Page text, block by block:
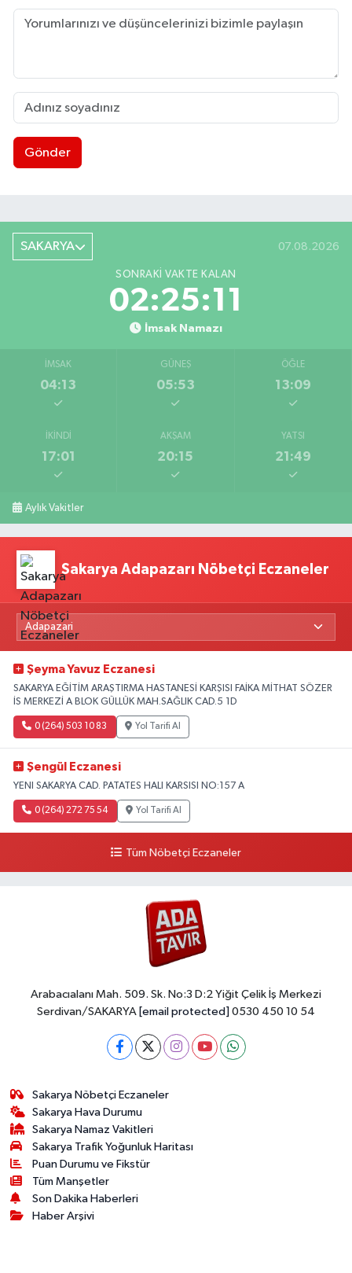
Gönder
SAKARYA 07.08.2026
SONRAKI VAKTE KALAN
02:25:10
İmsak Namazı
İMSAK
04:13
GÜNEŞ
05:53
ÖĞLE
13:09
İKINDI
17:01
AKŞAM
20:15
YATSI
21:49
Aylık Vakitler
Sakarya Adapazarı Nöbetçi Eczaneler
Şeyma Yavuz Eczanesi
SAKARYA EĞİTİM ARAŞTIRMA HASTANESİ KARŞISI FAİKA MİTHAT SÖZER
İS MERKEZİ A BLOK GÜLLÜK MAH.SAĞLIK CAD.5 1D
0 (264) 503 10 83 Yol Tarifi Al
Şengül Eczanesi
YENI SAKARYA CAD. PATATES HALI KARSISI NO:157 A
0 (264) 272 75 54 Yol Tarifi Al
Tüm Nöbetçi Eczaneler
Arabacıalanı Mah. 509. Sk. No:3 D:2 Yiğit Çelik İş Merkezi
Serdivan/SAKARYA [email protected] 0530 450 10 54
Sakarya Nöbetçi Eczaneler
Sakarya Hava Durumu
Sakarya Namaz Vakitleri
Sakarya Trafik Yoğunluk Haritası
Puan Durumu ve Fikstür
Tüm Manşetler
Son Dakika Haberleri
Haber Arşivi